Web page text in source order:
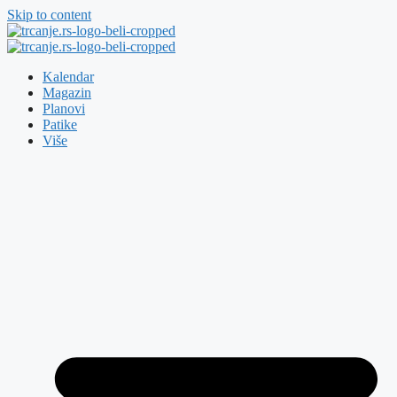
Skip to content
Kalendar
Magazin
Planovi
Patike
Više